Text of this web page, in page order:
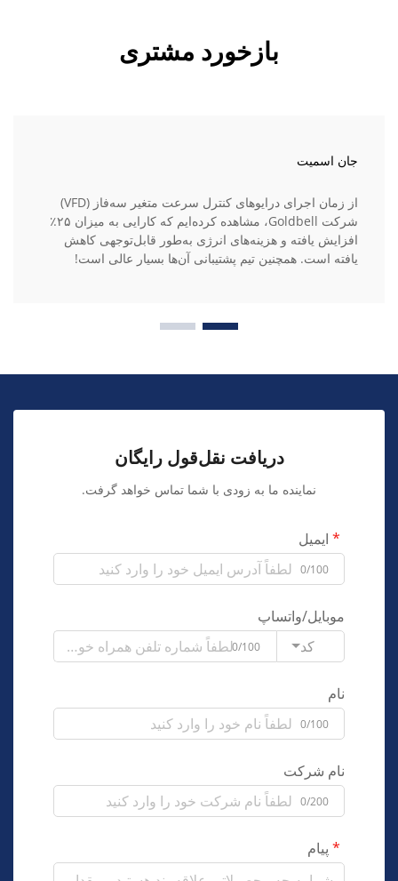
بازخورد مشتری
جان اسمیت
از زمان اجرای درایوهای کنترل سرعت متغیر سه‌فاز (VFD)
شرکت Goldbell، مشاهده کرده‌ایم که کارایی به میزان ۲۵٪
افزایش یافته و هزینه‌های انرژی به‌طور قابل‌توجهی کاهش
یافته است. همچنین تیم پشتیبانی آن‌ها بسیار عالی است!
دریافت نقل‌قول رایگان
نماینده ما به زودی با شما تماس خواهد گرفت.
ایمیل
0/100
موبایل/واتساپ
کد
0/100
نام
0/100
نام شرکت
0/200
پیام